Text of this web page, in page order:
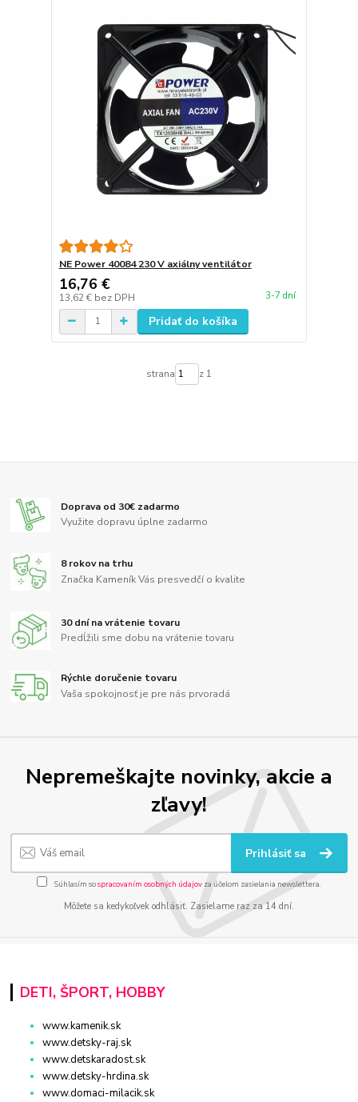
NE Power 40084 230 V axiálny ventilátor
16,76 €
13,62 € bez DPH 3-7 dní
Pridať do košíka
strana z 1
Doprava od 30€ zadarmo
Využite dopravu úplne zadarmo
8 rokov na trhu
Značka Kameník Vás presvedčí o kvalite
30 dní na vrátenie tovaru
Predĺžili sme dobu na vrátenie tovaru
Rýchle doručenie tovaru
Vaša spokojnosť je pre nás prvoradá
Nepremeškajte novinky, akcie a
zľavy!
Prihlásiť sa
Súhlasím sospracovaním osobných údajov za účelom zasielania newslettera.
Môžete sa kedykoľvek odhlásiť. Zasielame raz za 14 dní.
DETI, ŠPORT, HOBBY
www.kamenik.sk
www.detsky-raj.sk
www.detskaradost.sk
www.detsky-hrdina.sk
www.domaci-milacik.sk